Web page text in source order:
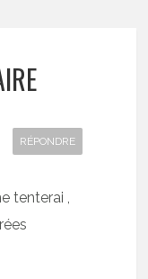
RÉPONDRE
tenterai ,